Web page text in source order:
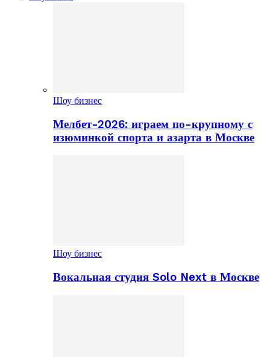
Шоу бизнес
Мелбет-2026: играем по-крупному с
изюминкой спорта и азарта в Москве
Шоу бизнес
Вокальная студия Solo Next в Москве